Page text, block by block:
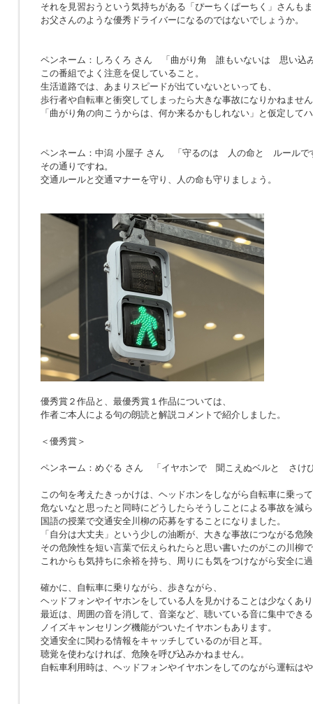
それを見習おうという気持ちがある「ぴーちくぱーちく」さんも
お父さんのような優秀ドライバーになるのではないでしょうか。
ペンネーム：しろくろ さん
「曲がり角 誰もいないは 思い込
この番組でよく注意を促していること。
生活道路では、あまりスピードが出ていないといっても、
歩行者や自転車と衝突してしまったら大きな事故になりかねませ
「曲がり角の向こうからは、何か来るかもしれない」と仮定して
ペンネーム：中潟 小屋子 さん 「 守るのは 人の命と ルールで
その通りですね。
交通ルールと交通マナーを守り、人の命も守りましょう。
優秀賞２作品と、最優秀賞１作品については、
作者ご本人による句の朗読と解説コメントで紹介しました。
＜優秀賞＞
ペンネーム：めぐる さん 「イヤホンで 聞こえぬベルと さけ
この句を考えたきっかけは、ヘッドホンをしながら自転車に乗っ
危ないなと思ったと同時にどうしたらそうしことによる事故を減
国語の授業で交通安全川柳の応募をすることになりました。
「自分は大丈夫」という少しの油断が、大きな事故につながる危
その危険性を短い言葉で伝えられたらと思い書いたのがこの川柳
これからも気持ちに余裕を持ち、周りにも気をつけながら安全に
確かに、自転車に乗りながら、歩きながら、
ヘッドフォンやイヤホンをしている人を見かけることは少なくあ
最近は、周囲の音を消して、音楽など、聴いている音に集中できる
ノイズキャンセリング機能がついたイヤホンもあります。
交通安全に関わる情報をキャッチしているのが目と耳。
聴覚を使わなければ、危険を呼び込みかねません。
自転車利用時は、ヘッドフォンやイヤホンをしてのながら運転は